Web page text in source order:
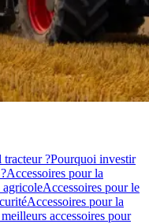
tracteur ?Pourquoi investir
Accessoires pour la
agricoleAccessoires pour le
Accessoires pour la
accessoires pour